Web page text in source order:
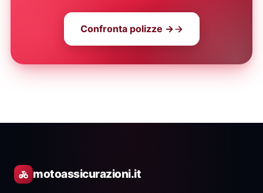
Confronta polizze →
motoassicurazioni.it